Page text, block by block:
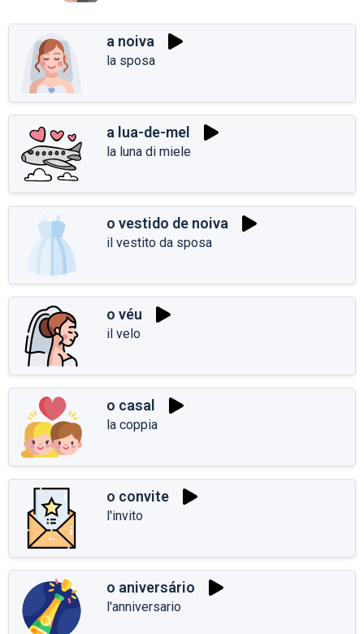
a noiva
la sposa
a lua-de-mel
la luna di miele
o vestido de noiva
il vestito da sposa
o véu
il velo
o casal
la coppia
o convite
l'invito
o aniversário
l'anniversario